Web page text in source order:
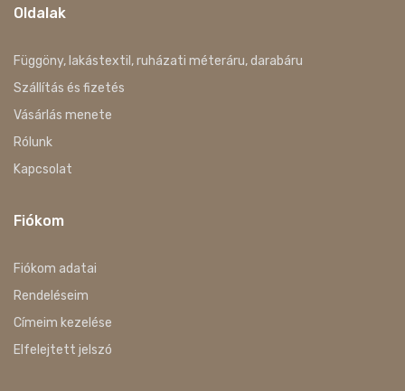
Oldalak
Függöny, lakástextil, ruházati méteráru, darabáru
Szállítás és fizetés
Vásárlás menete
Rólunk
Kapcsolat
Fiókom
Fiókom adatai
Rendeléseim
Címeim kezelése
Elfelejtett jelszó